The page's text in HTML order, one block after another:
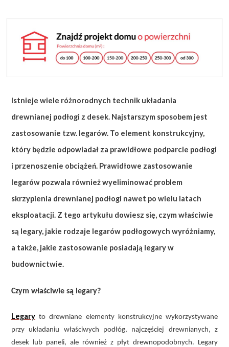
ZAPISZ SIĘ
Istnieje wiele różnorodnych technik układania
drewnianej podłogi z desek. Najstarszym sposobem jest
zastosowanie tzw. legarów. To element konstrukcyjny,
który będzie odpowiadał za prawidłowe podparcie podłogi
i przenoszenie obciążeń. Prawidłowe zastosowanie
legarów pozwala również wyeliminować problem
skrzypienia drewnianej podłogi nawet po wielu latach
eksploatacji. Z tego artykułu dowiesz się, czym właściwie
są legary, jakie rodzaje legarów podłogowych wyróżniamy,
a także, jakie zastosowanie posiadają legary w
budownictwie.
Czym właściwie są legary?
Legary to drewniane elementy konstrukcyjne wykorzystywane
przy układaniu właściwych podłóg, najczęściej drewnianych, z
desek lub paneli, ale również z płyt drewnopodobnych. Legary